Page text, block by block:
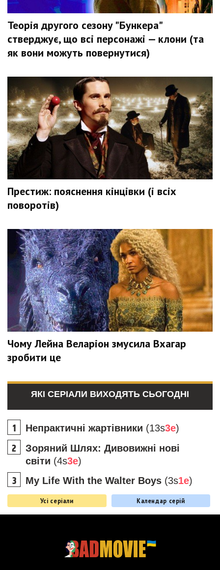
Теорія другого сезону "Бункера"
стверджує, що всі персонажі — клони (та
як вони можуть повернутися)
Престиж: пояснення кінцівки (і всіх
поворотів)
Чому Лейна Веларіон змусила Вхагар
зробити це
ЯКІ СЕРІАЛИ ВИХОДЯТЬ СЬОГОДНІ
Непрактичні жартівники (13s3e)
Зоряний Шлях: Дивовижні нові
світи (4s3e)
My Life With the Walter Boys (3s1e)
Усі серіали Календар серій